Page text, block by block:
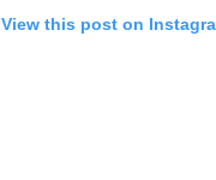
View this post on